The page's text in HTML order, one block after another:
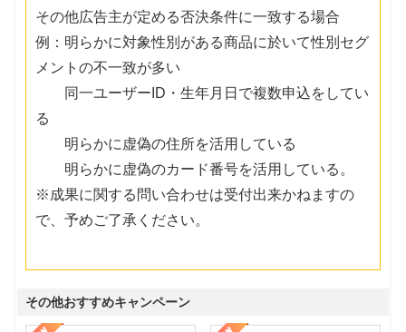
その他広告主が定める否決条件に一致する場合
例：明らかに対象性別がある商品に於いて性別セグ
メントの不一致が多い
同一ユーザーID・生年月日で複数申込をしてい
る
明らかに虚偽の住所を活用している
明らかに虚偽のカード番号を活用している。
※成果に関する問い合わせは受付出来かねますの
で、予めご了承ください。
その他おすすめキャンペーン